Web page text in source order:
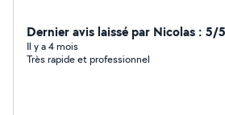
Dernier avis laissé par Nicolas : 5/5
Il y a 4 mois
Très rapide et professionnel